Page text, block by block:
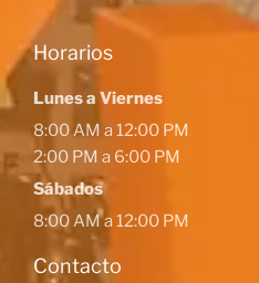
Horarios
Lunes a Viernes
8:00 AM a 12:00 PM
2:00 PM a 6:00 PM
Sábados
8:00 AM a 12:00 PM
Contacto